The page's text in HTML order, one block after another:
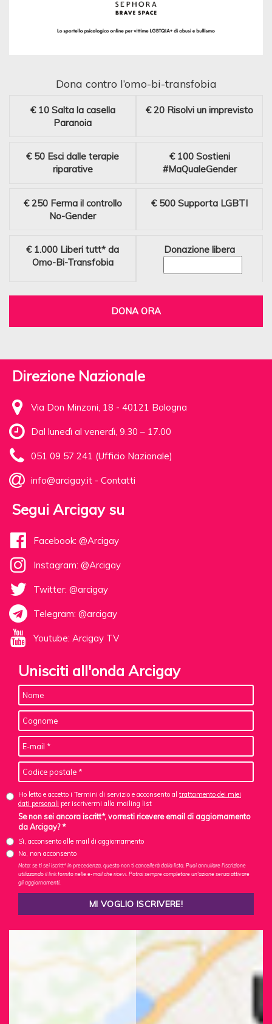
Dona contro l’omo-bi-transfobia
€ 10 Salta la casella
Paranoia
€ 20 Risolvi un imprevisto
€ 50 Esci dalle terapie
riparative
€ 100 Sostieni
#MaQualeGender
€ 250 Ferma il controllo
No-Gender
€ 500 Supporta LGBTI
€ 1.000 Liberi tutt* da
Omo-Bi-Transfobia
Donazione libera
DONA ORA
Direzione Nazionale
Via Don Minzoni, 18 - 40121 Bologna
Dal lunedì al venerdì, 9.30 – 17.00
051 09 57 241 (Ufficio Nazionale)
info@arcigay.it - Contatti
Segui Arcigay su
Facebook: @Arcigay
Instagram: @Arcigay
Twitter: @arcigay
Telegram: @arcigay
Youtube: Arcigay TV
Unisciti all'onda Arcigay
Ho letto e accetto i Termini di servizio e acconsento al trattamento dei miei
dati personali per iscrivermi alla mailing list
Se non sei ancora iscritt*, vorresti ricevere email di aggiornamento
da Arcigay? *
Sì, acconsento alle mail di aggiornamento
No, non acconsento
Nota: se ti sei iscritt* in precedenza, questo non ti cancellerà dalla lista. Puoi annullare l'iscrizione
utilizzando il link fornito nelle e-mail che ricevi. Potrai sempre completare un'azione senza attivare
gli aggiornamenti.